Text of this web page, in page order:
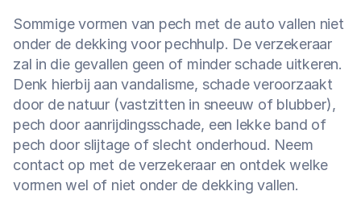
Sommige vormen van pech met de auto vallen niet
onder de dekking voor pechhulp. De verzekeraar
zal in die gevallen geen of minder schade uitkeren.
Denk hierbij aan vandalisme, schade veroorzaakt
door de natuur (vastzitten in sneeuw of blubber),
pech door aanrijdingsschade, een lekke band of
pech door slijtage of slecht onderhoud. Neem
contact op met de verzekeraar en ontdek welke
vormen wel of niet onder de dekking vallen.